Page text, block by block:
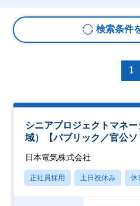
検索条件
1
シニアプロジェクトマネ
域）【パブリック／官公ソ
日本電気株式会社
正社員採用 土日祝休み 休